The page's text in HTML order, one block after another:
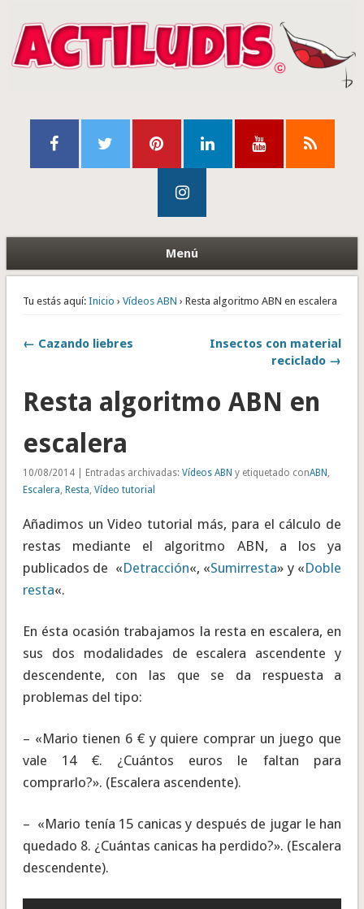
Menú
Tu estás aquí: Inicio › Vídeos ABN › Resta algoritmo ABN en escalera
← Cazando liebres
Insectos con material
reciclado →
Resta algoritmo ABN en
escalera
10/08/2014 | Entradas archivadas: Vídeos ABN y etiquetado conABN ,
Escalera, Resta, Vídeo tutorial
Añadimos un Video tutorial más, para el cálculo de
restas mediante el algoritmo ABN, a los ya
publicados de «Detracción«, «Sumirresta» y «Doble
resta«.
En ésta ocasión trabajamos la resta en escalera, en
sus dos modalidades de escalera ascendente y
descendente, con las que se da respuesta a
problemas del tipo:
– «Mario tienen 6 € y quiere comprar un juego que
vale 14 €. ¿Cuántos euros le faltan para
comprarlo?». (Escalera ascendente).
– «Mario tenía 15 canicas y después de jugar le han
quedado 8. ¿Cuántas canicas ha perdido?». (Escalera
descendente).